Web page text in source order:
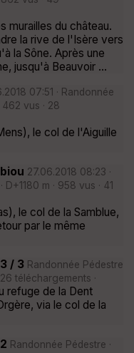
murailles du château.
la rive de l'Isère vers
la Sône. Après une
jusqu'à Beauvoir ...
07:51 · Randonnée
462 vus · 28
le col de l'Aiguille
27.06.2018 08:23 ·
D+1180 m · 958 vus · 41
le col de la Samblue,
par le même
/ 3 Randonnée Pédestre
26 téléchargements ·
refuge de la Dent
via le col de la
Randonnée Pédestre ·